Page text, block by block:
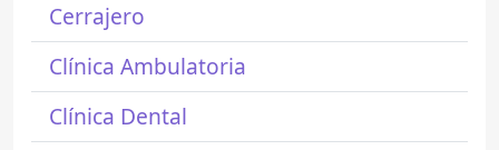
Cerrajero
Clínica Ambulatoria
Clínica Dental